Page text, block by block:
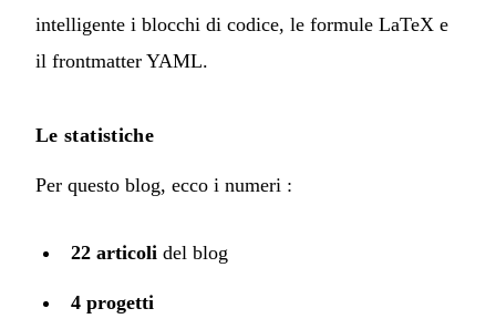
intelligente i blocchi di codice, le formule LaTeX e
il frontmatter YAML.
Le statistiche
Per questo blog, ecco i numeri :
22 articoli del blog
4 progetti